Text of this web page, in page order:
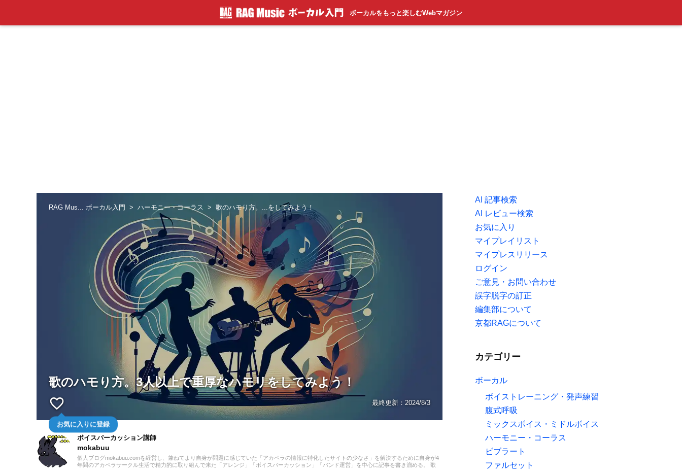
ボーカルをもっと楽しむWebマガジン
RAG Mus... ボーカル入門 ハーモニー・コーラス 歌のハモり方。...をしてみよう！
歌のハモり方。3人以上で重厚なハモリをしてみよう！
favorite_border
お気に入りに登録
最終更新： 2024/8/3
ボイスパーカッション講師
mokabuu
個人ブログmokabuu.comを経営し、兼ねてより自身が問題に感じていた「アカペラの情報に特化したサイトの少なさ」を解決するために自身が4
年間のアカペラサークル生活で精力的に取り組んで来た「アレンジ」「ボイスパーカッション」「バンド運営」を中心に記事を書き溜める。 歌
AI 記事検索
AI レビュー検索
お気に入り
マイプレイリスト
マイプレスリリース
ログイン
ご意見・お問い合わせ
誤字脱字の訂正
編集部について
京都RAGについて
カテゴリー
ボーカル
ボイストレーニング・発声練習
腹式呼吸
ミックスボイス・ミドルボイス
ハーモニー・コーラス
ビブラート
ファルセット